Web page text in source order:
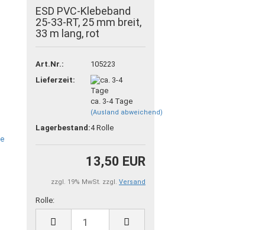
ESD PVC-Klebeband
25-33-RT, 25 mm breit,
33 m lang, rot
Art.Nr.:
105223
Lieferzeit:
ca. 3-4 Tage
(Ausland abweichend)
Lagerbestand:4Rolle
13,50 EUR
zzgl. 19% MwSt. zzgl. Versand
Rolle:
Rolle